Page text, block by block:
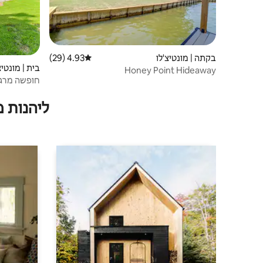
בקתה | מונטיצ'לו דירוג ממוצע של 4.93 מתוך 5, 29 ביקורות
4.93 (29)
Honey Point Hideaway
בית |
חופשה